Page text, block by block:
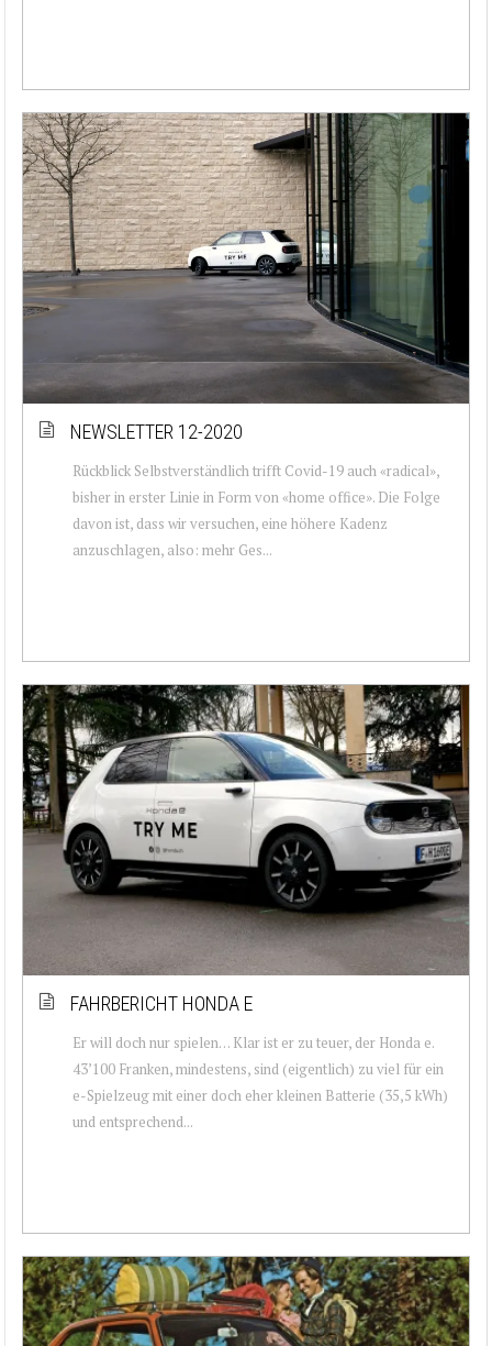
NEWSLETTER 12-2020
Rückblick Selbstverständlich trifft Covid-19 auch «radical»,
bisher in erster Linie in Form von «home office». Die Folge
davon ist, dass wir versuchen, eine höhere Kadenz
anzuschlagen, also: mehr Ges...
FAHRBERICHT HONDA E
Er will doch nur spielen… Klar ist er zu teuer, der Honda e.
43’100 Franken, mindestens, sind (eigentlich) zu viel für ein
e-Spielzeug mit einer doch eher kleinen Batterie (35,5 kWh)
und entsprechend...